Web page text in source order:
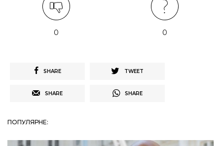
0 0
SHARE TWEET
SHARE SHARE
ПОПУЛЯРНЕ: